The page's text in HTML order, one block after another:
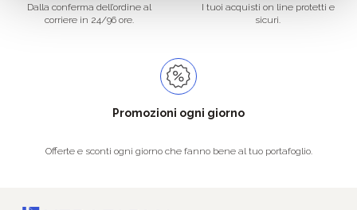
Dalla conferma dell’ordine al
corriere in 24/96 ore.
I tuoi acquisti on line protetti e
sicuri.
Promozioni ogni giorno
Offerte e sconti ogni giorno che fanno bene al tuo portafoglio.